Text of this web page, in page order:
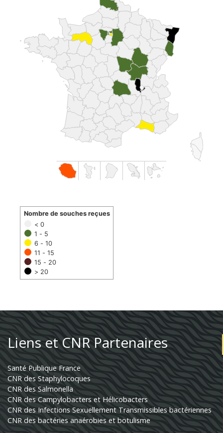
< 0
1 - 5
6 - 10
11 - 15
15 - 20
> 20
Nombre de souches reçues
Liens et CNR Partenaires
Santé Publique France
CNR des Staphylocoques
CNR des Salmonella
CNR des Campylobacters et Hélicobacters
CNR des Infections Sexuellement Transmissibles bactériennes
CNR des bactéries anaérobies et botulisme